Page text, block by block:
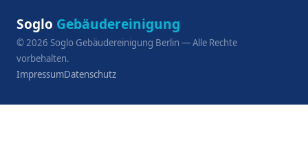
Soglo Gebäudereinigung
©2026 Soglo Gebäudereinigung Berlin — Alle Rechte
vorbehalten.
ImpressumDatenschutz